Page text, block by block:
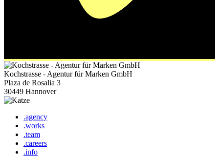
Kochstrasse - Agentur für Marken GmbH
Plaza de Rosalia 3
30449 Hannover
.agency
.works
.team
.careers
.info